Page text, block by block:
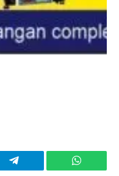
Telegram